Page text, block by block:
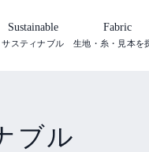
Sustainable
サスティナブル
Fabric
生地・糸・見本を
ブル